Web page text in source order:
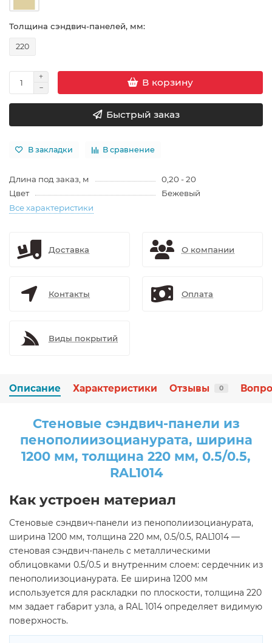
Толщина сэндвич-панелей, мм:
220
В корзину
Быстрый заказ
В закладки В сравнение
Длина под заказ, м
0,20 - 20
Цвет
Бежевый
Все характеристики
Доставка О компании
Контакты Оплата
Виды покрытий
Описание Характеристики Отзывы 0
Стеновые сэндвич-панели из
пенополиизоцианурата, ширина
1200 мм, толщина 220 мм, 0.5/0.5,
RAL1014
Как устроен материал
Стеновые сэндвич-панели из пенополиизоцианурата,
ширина 1200 мм, толщина 220 мм, 0.5/0.5, RAL1014 —
стеновая сэндвич-панель с металлическими
облицовками 0.5/0.5 и внутренним слоем: сердечник из
пенополиизоцианурата. Ее ширина 1200 мм
используется для раскладки по плоскости, толщина 220
мм задает габарит узла, а RAL 1014 определяет видимую
поверхность.